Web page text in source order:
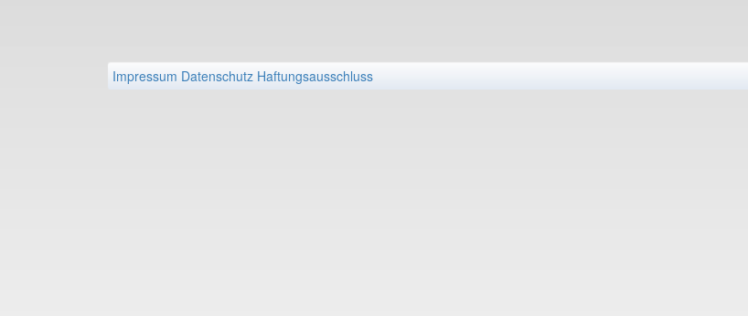
Impressum Datenschutz Haftungsausschluss